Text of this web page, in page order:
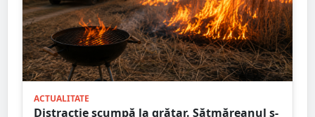
ACTUALITATE
Distracție scumpă la grătar. Sătmăreanul s-